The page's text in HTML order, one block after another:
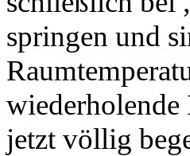
springen und
wiederholende
jetzt völlig